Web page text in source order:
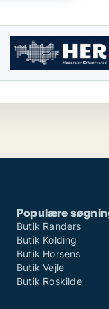
Populære
Butik Randers
Butik Kolding
Butik Horsens
Butik Vejle
Butik Roskilde